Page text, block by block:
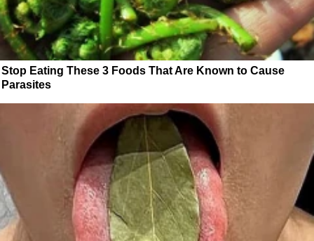
Stop Eating These 3 Foods That Are Known to Cause
Parasites